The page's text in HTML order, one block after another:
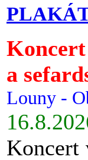
a
Louny -
Koncert